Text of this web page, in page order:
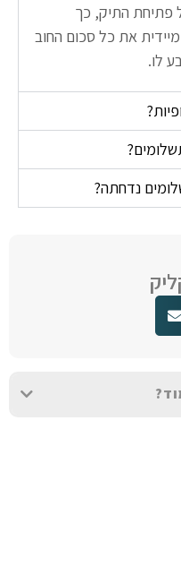
פתיחת התיק, כך
את כל סכום החוב
לו.
נדחתה?